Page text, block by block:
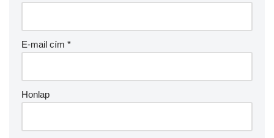
E-mail cím *
Honlap